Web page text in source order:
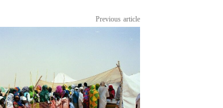
Previous article